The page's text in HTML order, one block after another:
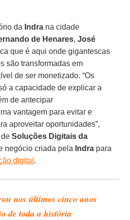
da Indra na cidade
de Henares,José
que é aqui onde gigantescas
são transformadas em
de ser monetizado. “Os
a capacidade de explicar a
de antecipar
vantagem para evitar e
aproveitar oportunidades”,
deSoluções Digitais da
negócio criada pela Indra para
digital .
nos últimos cinco anos
de toda a história